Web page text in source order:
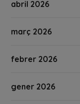
abril 2026
març 2026
febrer 2026
gener 2026